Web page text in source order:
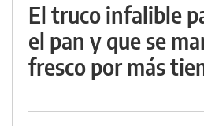
El truco infalible
el pan y que se
fresco por más